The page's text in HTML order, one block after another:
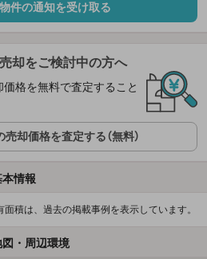
件の通知を受け取る
却をご検討中の方へ
格を無料で査定すること
却価格を査定する（無料）
情報
積は、過去の掲載事例を表示しています。
・周辺環境